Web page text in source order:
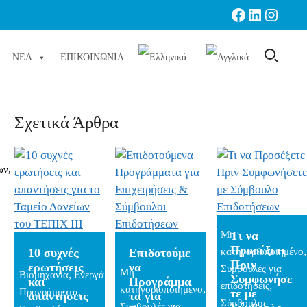
Facebook
LinkedIn
ΝΕΑ ΕΠΙΚΟΙΝΩΝΙΑ
Σχετικά Άρθρα
10 συχνές
ερωτήσεις
και
απαντήσεις
Βιομηχανία,Ενεργά
Προγράμματα,
Επιδοτούμε
να
Προγράμμα
τα για
Μη
κατηγοριοποιημένο,
Τι να
Προσέξετε
Πριν
Συμφωνήσε
τε με
Μη
κατηγοριοποιημένο,
Συμβουλές για
επιδοτήσεις,
Σύμβουλος